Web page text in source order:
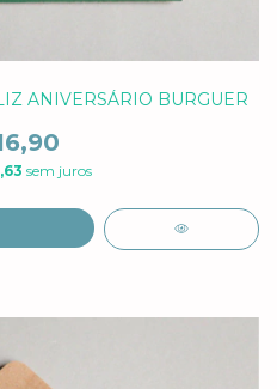
ANIVERSÁRIO BURGUER
sem juros